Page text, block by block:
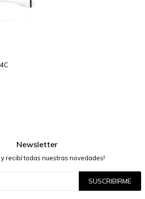
Newsletter
y recibí todas nuestras novedades!
SUSCRIBIRME